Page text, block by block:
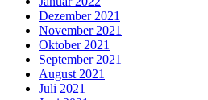
Dezember 2021
November 2021
Oktober 2021
September 2021
August 2021
Juli 2021